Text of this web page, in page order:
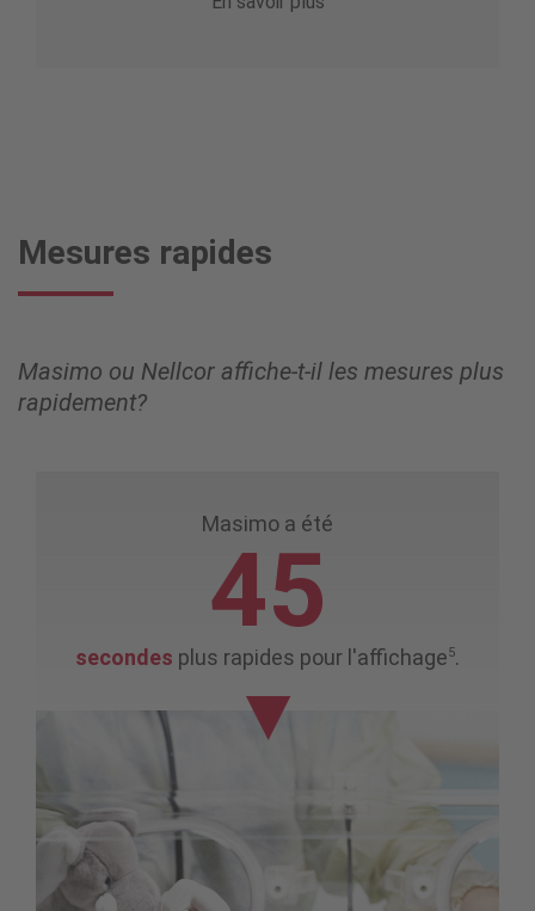
Mesures rapides
Masimo ou Nellcor affiche-t-il les mesures plus
rapidement?
Masimo a été
45
secondes plus rapides pour l'affichage5.